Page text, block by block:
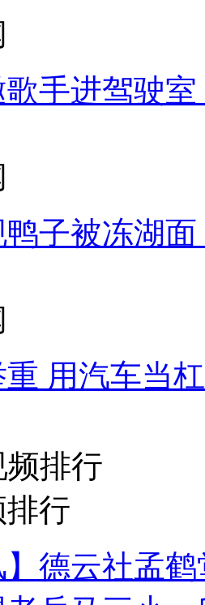
手进驾驶
子被冻湖
用汽车当
频排行
行
】德云社孟